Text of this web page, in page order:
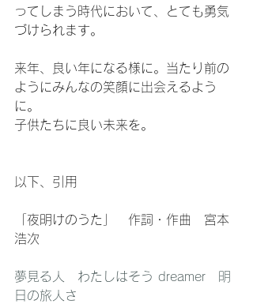
ってしまう時代において、とても勇気
づけられます。
来年、良い年になる様に。当たり前の
ようにみんなの笑顔に出会えるよう
に。
子供たちに良い未来を。
以下、引用
「夜明けのうた」　作詞・作曲　宮本
浩次
夢見る人　わたしはそう dreamer　明
日の旅人さ